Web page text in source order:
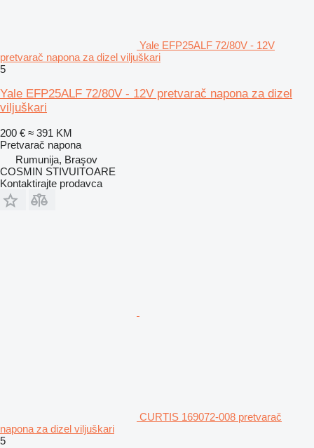
Yale EFP25ALF 72/80V - 12V
pretvarač napona za dizel viljuškari
5
Yale EFP25ALF 72/80V - 12V pretvarač napona za dizel
viljuškari
200 € ≈ 391 KM
Pretvarač napona
Rumunija, Braşov
COSMIN STIVUITOARE
Kontaktirajte prodavca
CURTIS 169072-008 pretvarač
napona za dizel viljuškari
5